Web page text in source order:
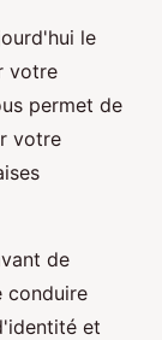
le
votre
permet de
votre
de
conduire
et